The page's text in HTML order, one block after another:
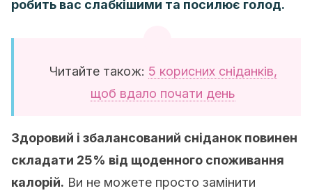
робить вас слабкішими та посилює голод.
Читайте також: 5 корисних сніданків,
щоб вдало почати день
Здоровий і збалансований сніданок повинен
складати 25% від щоденного споживання
калорій. Ви не можете просто замінити